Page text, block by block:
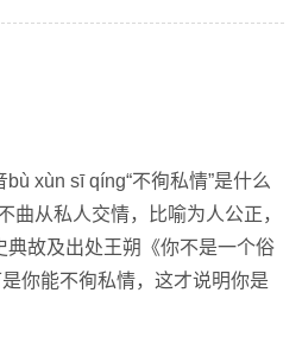
bù xùn sī qíng“不徇私情”是什么
曲从私人交情，比喻为人公正，
典故及出处王朔《你不是一个俗
你能不徇私情，这才说明你是